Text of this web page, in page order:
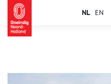
NL EN